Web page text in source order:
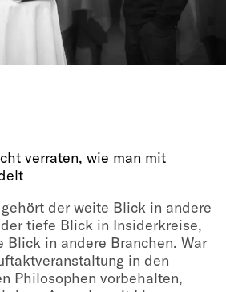
verraten, wie man mit
der weite Blick in andere
tiefe Blick in Insiderkreise,
Blick in andere Branchen. War
in den
Philosophen vorbehalten,